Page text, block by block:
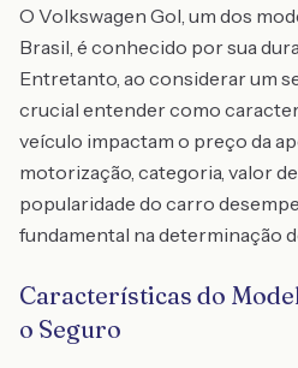
O Volkswagen Gol, um dos
Brasil, é conhecido por sua
Entretanto, ao considerar um
crucial entender como
veículo impactam o preço da
motorização, categoria, valor
popularidade do carro
fundamental na determinação
Características do
o Seguro